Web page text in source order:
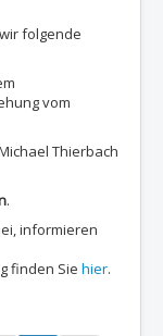
folgende
vom
Thierbach
.
informieren
finden Sie hier.